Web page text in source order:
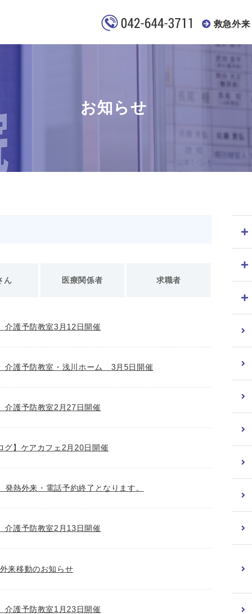
救急外来
お知らせ
ん 医療関係者 求職者
介護予防教室3月12日開催
介護予防教室・浅川ホーム 3月5日開催
介護予防教室2月27日開催
グ】ケアカフェ2月20日開催
発熱外来・電話予約終了となります。
介護予防教室2月13日開催
来移動のお知らせ
介護予防教室1月23日開催